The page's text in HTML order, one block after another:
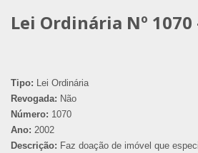
Lei Ordinária Nº 1070
Tipo: Lei Ordinária
Revogada: Não
Número: 1070
Ano: 2002
Descrição: Faz doação de imóvel que